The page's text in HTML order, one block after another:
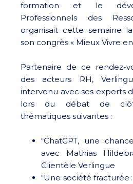
formation et le
Professionnels des
organisait cette semaine
son congrès « Mieux Vivre
Partenaire de ce rendez-
des acteurs RH,
intervenu avec ses experts
lors du débat de
thématiques suivantes :
“ChatGPT, une
avec Mathias
Clientèle Verlingue
“Une société fracturée